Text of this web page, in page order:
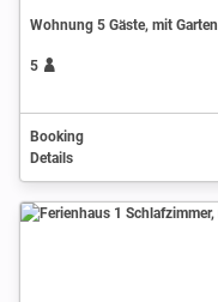
Wohnung 5 Gäste, mit Garten
5
Booking
Details